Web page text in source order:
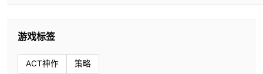
游戏标签
ACT神作 策略